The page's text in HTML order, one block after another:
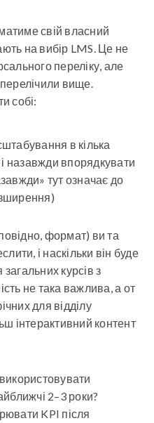
свій власний
на вибір LMS. Це не
переліку, але
вище.
собі:
в кілька
і назавжди впорядкувати
тут означає до
формат) ви та
і наскільки він буде
курсів з
не така важлива, а от
для відділу
інтерактивний контент
2–3 роки?
KPI після